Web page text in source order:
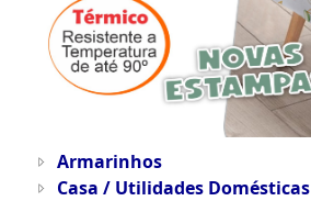
Armarinhos
Casa / Utilidades Domésticas